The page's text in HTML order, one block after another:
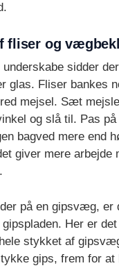
fliser og
sidder
glas. Fliser bankes
mejsel. Sæt
og slå til. Pas
bagved mere end
giver mere arbejde
på en gipsvæg, er
Her er
stykket af
gips, frem for at